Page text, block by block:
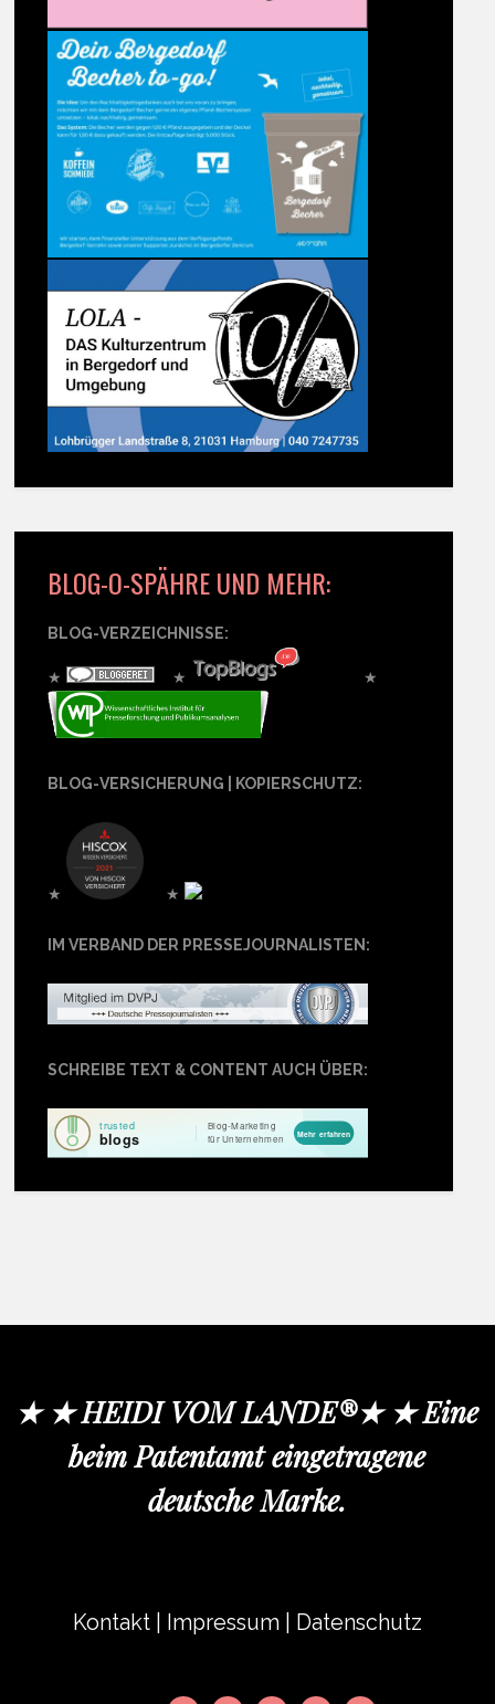
BLOG-O-SPÄHRE UND MEHR:
BLOG-VERZEICHNISSE:
★ ★ ★
BLOG-VERSICHERUNG | KOPIERSCHUTZ:
★ ★
IM VERBAND DER PRESSEJOURNALISTEN:
SCHREIBE TEXT & CONTENT AUCH ÜBER:
★ ★ HEIDI VOM LANDE®★ ★ Eine
beim Patentamt eingetragene
deutsche Marke.
Kontakt Impressum Datenschutz